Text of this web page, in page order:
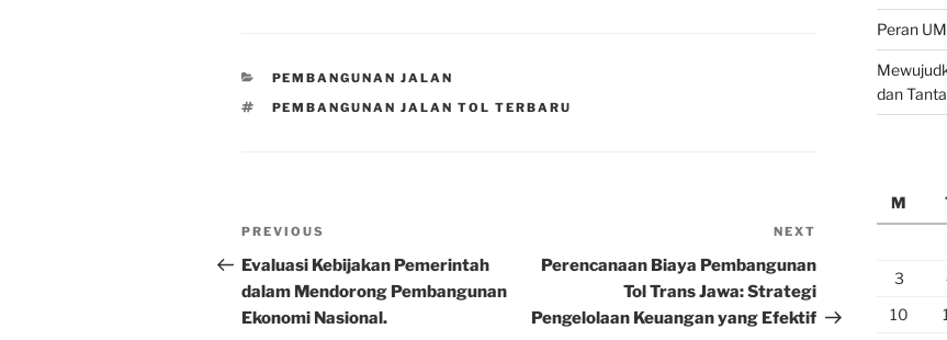
CATEGORIES
PEMBANGUNAN JALAN
TAGS
PEMBANGUNAN JALAN TOL TERBARU
Post
navigation
Previous
Post
PREVIOUS
Evaluasi Kebijakan Pemerintah
dalam Mendorong Pembangunan
Ekonomi Nasional.
Post
NEXT
Perencanaan Biaya Pembangunan
Tol Trans Jawa: Strategi
Pengelolaan Keuangan yang Efektif
Peran
dan
M
3
10